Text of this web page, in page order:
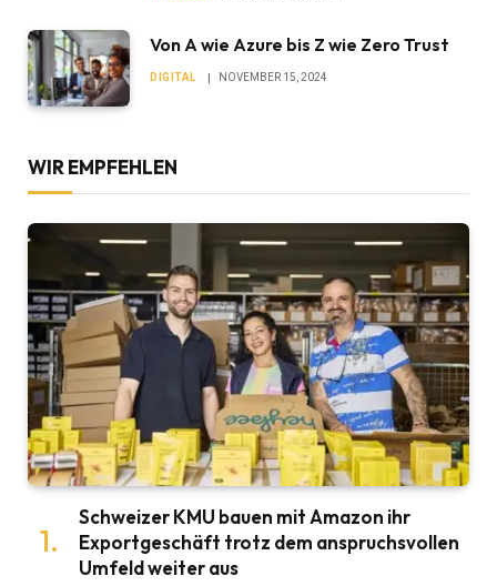
Von A wie Azure bis Z wie Zero Trust
DIGITAL NOVEMBER 15, 2024
WIR EMPFEHLEN
Schweizer KMU bauen mit Amazon ihr
Exportgeschäft trotz dem anspruchsvollen
Umfeld weiter aus